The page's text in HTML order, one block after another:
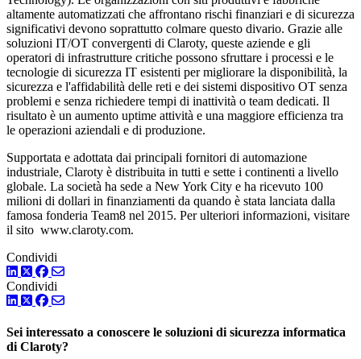
altamente automatizzati che affrontano rischi finanziari e di sicurezza
significativi devono soprattutto colmare questo divario. Grazie alle
soluzioni IT/OT convergenti di Claroty, queste aziende e gli
operatori di infrastrutture critiche possono sfruttare i processi e le
tecnologie di sicurezza IT esistenti per migliorare la disponibilità, la
sicurezza e l'affidabilità delle reti e dei sistemi dispositivo OT senza
problemi e senza richiedere tempi di inattività o team dedicati. Il
risultato è un aumento uptime attività e una maggiore efficienza tra
le operazioni aziendali e di produzione.
Supportata e adottata dai principali fornitori di automazione
industriale, Claroty è distribuita in tutti e sette i continenti a livello
globale. La società ha sede a New York City e ha ricevuto 100
milioni di dollari in finanziamenti da quando è stata lanciata dalla
famosa fonderia Team8 nel 2015. Per ulteriori informazioni, visitare
il sito www.claroty.com.
Condividi
LinkedIn
TwitterFacebook
Condividi
LinkedIn
TwitterFacebook
Sei interessato a conoscere le soluzioni di sicurezza informatica
di Claroty?